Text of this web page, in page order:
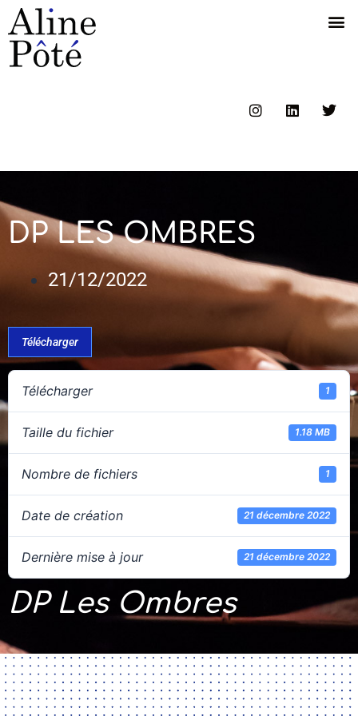
DP LES OMBRES
21/12/2022
Télécharger
Télécharger 1
Taille du fichier 1.18 MB
Nombre de fichiers 1
Date de création 21 décembre 2022
Dernière mise à jour 21 décembre 2022
DP Les Ombres